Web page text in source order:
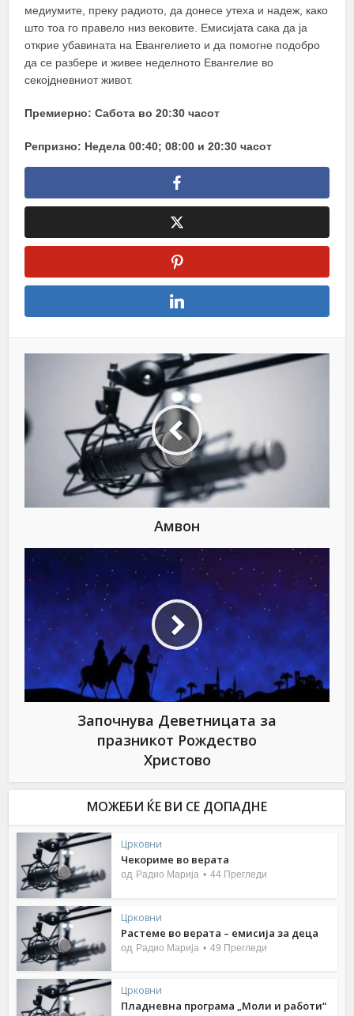
медиумите, преку радиото, да донесе утеха и надеж, како
што тоа го правело низ вековите. Емисијата сака да ја
открие убавината на Евангелието и да помогне подобро
да се разбере и живее неделното Евангелие во
секојдневниот живот.
Премиерно: Сабота во 20:30 часот
Репризно: Недела 00:40; 08:00 и 20:30 часот
Амвон
Започнува Деветницата за
празникот Рождество
Христово
МОЖЕБИ ЌЕ ВИ СЕ ДОПАДНЕ
Црковни
Чекориме во верата
од Радио Марија 44 Прегледи
Црковни
Растеме во верата – емисија за деца
од Радио Марија 49 Прегледи
Црковни
Пладневна програма „Моли и работи“